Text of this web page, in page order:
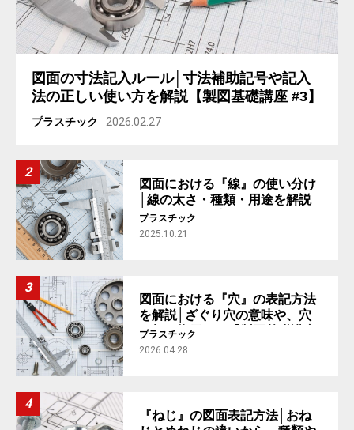
図面の寸法記入ルール│寸法補助記号や記入
法の正しい使い方を解説【製図基礎講座 #3】
プラスチック 2026.02.27
図面における『線』の使い分け
│線の太さ・種類・用途を解説
【製図基礎講座 #2】
プラスチック
2025.10.21
図面における『穴』の表記方法
を解説│ざぐり穴の意味や、穴
の加工指示まで【製図基礎講座
#4】
プラスチック
2026.04.28
『ねじ』の図面表記方法│おね